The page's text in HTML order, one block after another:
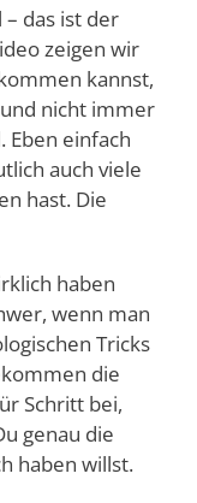
das ist der
zeigen wir
kannst,
nicht immer
Eben einfach
auch viele
hast. Die
haben
wenn man
Tricks
die
Schritt bei,
genau die
haben willst.